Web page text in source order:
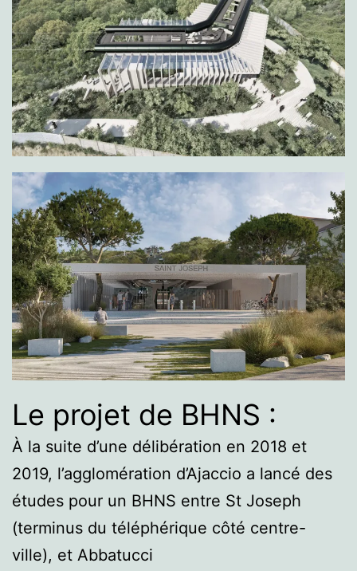
Le projet de BHNS :
À la suite d’une délibération en 2018 et
2019, l’agglomération d’Ajaccio a lancé des
études pour un BHNS entre St Joseph
(terminus du téléphérique côté centre-
ville), et Abbatucci